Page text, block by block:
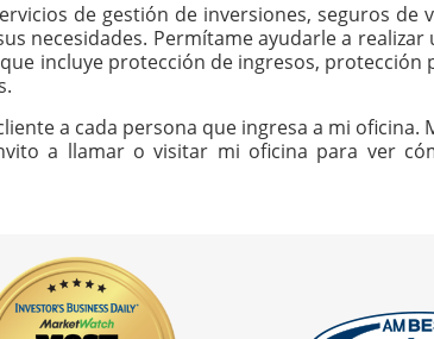
de gestión de inversiones, seguros
necesidades. Permítame ayudarle a
incluye protección de ingresos,
a cada persona que ingresa a mi
a llamar o visitar mi oficina para ver